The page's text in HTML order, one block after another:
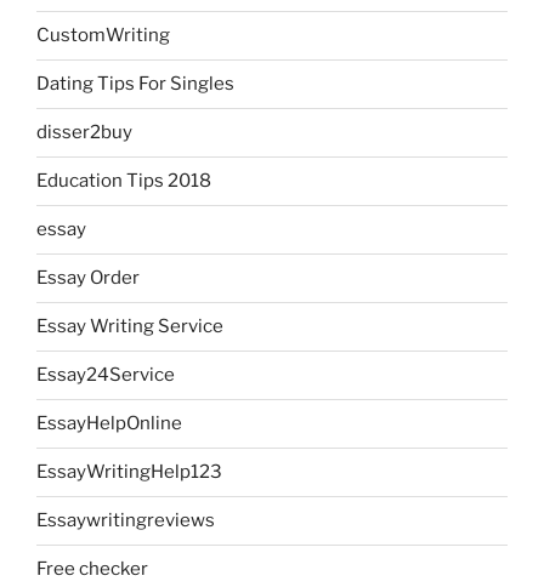
CustomWriting
Dating Tips For Singles
disser2buy
Education Tips 2018
essay
Essay Order
Essay Writing Service
Essay24Service
EssayHelpOnline
EssayWritingHelp123
Essaywritingreviews
Free checker